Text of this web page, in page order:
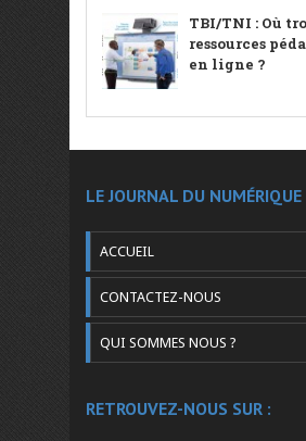
TBI/TNI : Où
ressources
en ligne ?
LE JOURNAL DU NUMÉRIQUE
ACCUEIL
CONTACTEZ-NOUS
QUI SOMMES NOUS ?
RETROUVEZ-NOUS SUR :